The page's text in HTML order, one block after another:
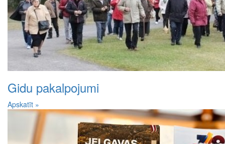
Gidu pakalpojumi
Apskatīt »